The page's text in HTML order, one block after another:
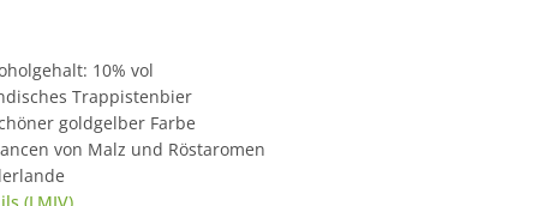
10% vol
Trappistenbier
goldgelber Farbe
von Malz und Röstaromen